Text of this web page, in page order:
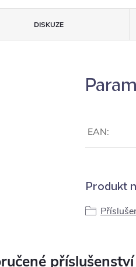
DISKUZE
EAN:
Produkt